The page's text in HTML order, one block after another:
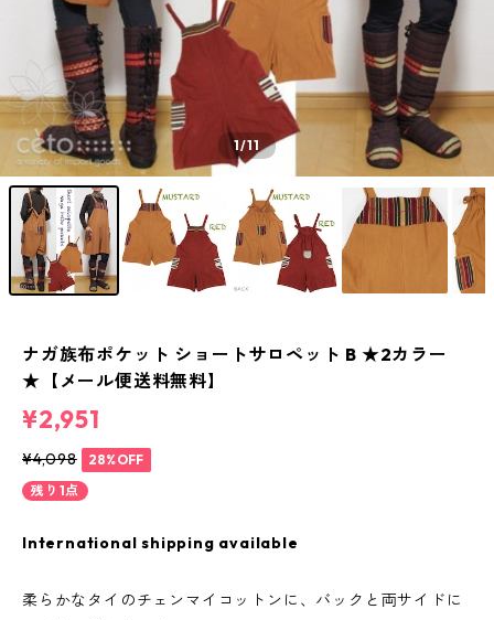
1/11
ナガ族布ポケット ショートサロペット B ★2カラー
★【メール便送料無料】
¥2,951
¥4,098
28%OFF
残り1点
International shipping available
柔らかなタイのチェンマイコットンに、バックと両サイドに